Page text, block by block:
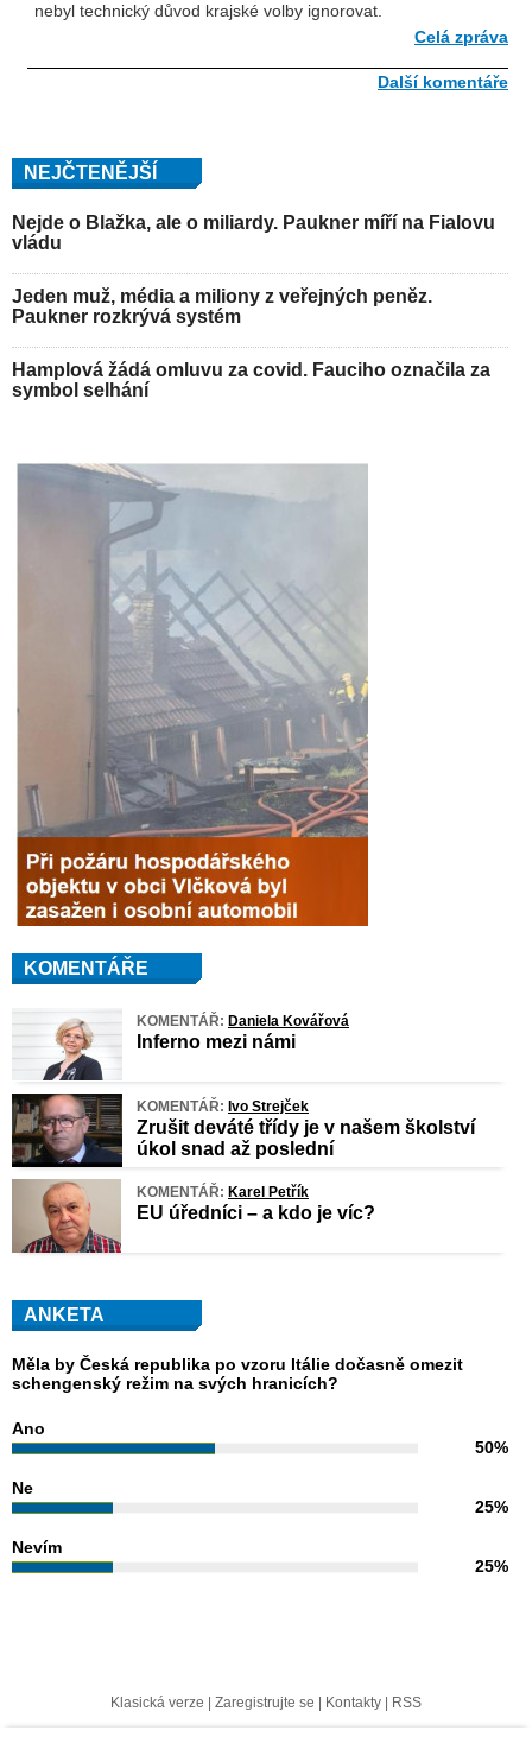
nebyl technický důvod krajské volby ignorovat.
Celá zpráva
Další komentáře
NEJČTENĚJŠÍ
Nejde o Blažka, ale o miliardy. Paukner míří na Fialovu
vládu
Jeden muž, média a miliony z veřejných peněz.
Paukner rozkrývá systém
Hamplová žádá omluvu za covid. Fauciho označila za
symbol selhání
KOMENTÁŘE
KOMENTÁŘ: Daniela Kovářová
Inferno mezi námi
KOMENTÁŘ: Ivo Strejček
Zrušit deváté třídy je v našem školství
úkol snad až poslední
KOMENTÁŘ: Karel Petřík
EU úředníci – a kdo je víc?
ANKETA
Měla by Česká republika po vzoru Itálie dočasně omezit
schengenský režim na svých hranicích?
Ano
50%
Ne
25%
Nevím
25%
Klasická verze | Zaregistrujte se | Kontakty | RSS